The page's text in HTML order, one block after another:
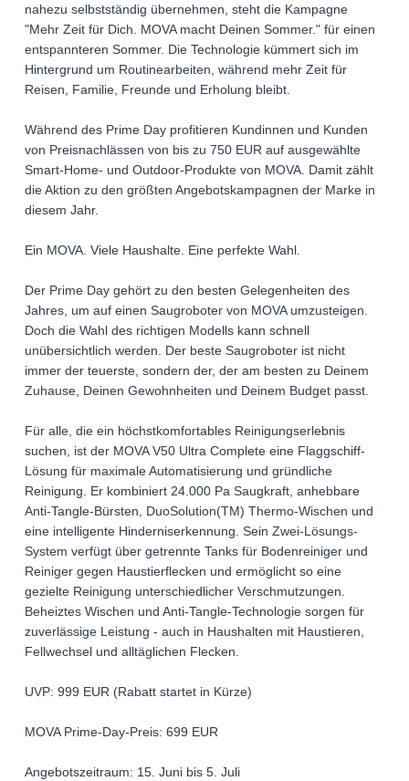
nahezu selbstständig übernehmen, steht die Kampagne
"Mehr Zeit für Dich. MOVA macht Deinen Sommer." für einen
entspannteren Sommer. Die Technologie kümmert sich im
Hintergrund um Routinearbeiten, während mehr Zeit für
Reisen, Familie, Freunde und Erholung bleibt.
Während des Prime Day profitieren Kundinnen und Kunden
von Preisnachlässen von bis zu 750 EUR auf ausgewählte
Smart-Home- und Outdoor-Produkte von MOVA. Damit zählt
die Aktion zu den größten Angebotskampagnen der Marke in
diesem Jahr.
Ein MOVA. Viele Haushalte. Eine perfekte Wahl.
Der Prime Day gehört zu den besten Gelegenheiten des
Jahres, um auf einen Saugroboter von MOVA umzusteigen.
Doch die Wahl des richtigen Modells kann schnell
unübersichtlich werden. Der beste Saugroboter ist nicht
immer der teuerste, sondern der, der am besten zu Deinem
Zuhause, Deinen Gewohnheiten und Deinem Budget passt.
Für alle, die ein höchstkomfortables Reinigungserlebnis
suchen, ist der MOVA V50 Ultra Complete eine Flaggschiff-
Lösung für maximale Automatisierung und gründliche
Reinigung. Er kombiniert 24.000 Pa Saugkraft, anhebbare
Anti-Tangle-Bürsten, DuoSolution(TM) Thermo-Wischen und
eine intelligente Hinderniserkennung. Sein Zwei-Lösungs-
System verfügt über getrennte Tanks für Bodenreiniger und
Reiniger gegen Haustierflecken und ermöglicht so eine
gezielte Reinigung unterschiedlicher Verschmutzungen.
Beheiztes Wischen und Anti-Tangle-Technologie sorgen für
zuverlässige Leistung - auch in Haushalten mit Haustieren,
Fellwechsel und alltäglichen Flecken.
UVP: 999 EUR (Rabatt startet in Kürze)
MOVA Prime-Day-Preis: 699 EUR
Angebotszeitraum: 15. Juni bis 5. Juli